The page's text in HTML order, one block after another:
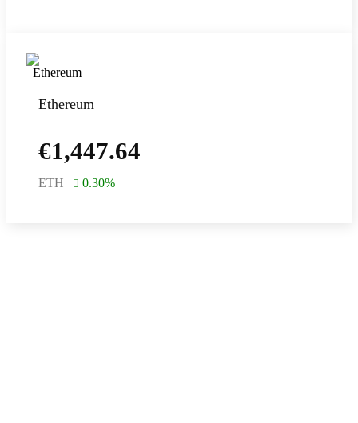
Ethereum
€1,447.64
ETH 0.30%